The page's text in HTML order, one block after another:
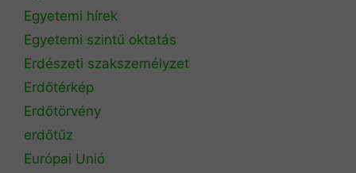
Egyetemi hírek
Egyetemi szintű oktatás
Erdészeti szakszemélyzet
Erdőtérkép
Erdőtörvény
erdőtűz
Európai Unió